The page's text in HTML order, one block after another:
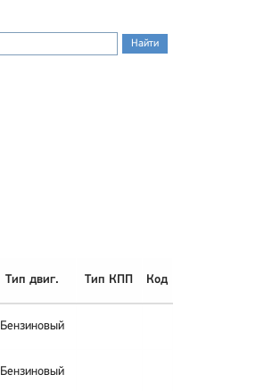
Тип двиг. Тип КПП Код
Бензиновый
Бензиновый